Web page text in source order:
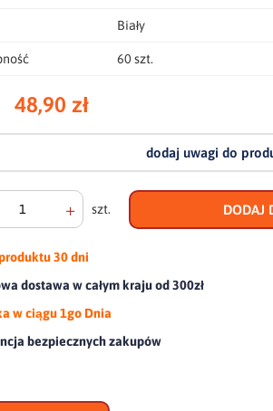
Biały
60 szt.
48,90 zł
dodaj uwagi do
+ szt. DODAJ
30 dni
dostawa w całym kraju od 300zł
w ciągu 1go Dnia
bezpiecznych zakupów